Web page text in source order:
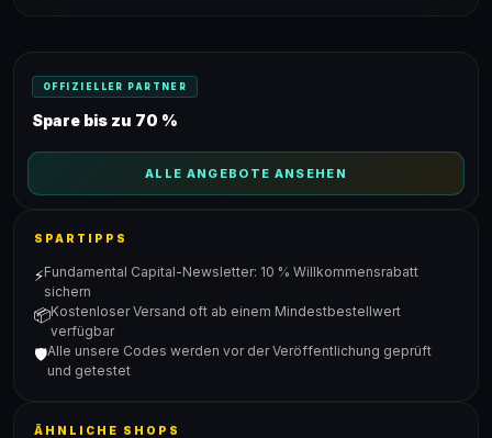
OFFIZIELLER PARTNER
Spare bis zu 70 %
ALLE ANGEBOTE ANSEHEN
SPARTIPPS
⚡Fundamental Capital-Newsletter: 10 % Willkommensrabatt
sichern
📦Kostenloser Versand oft ab einem Mindestbestellwert
verfügbar
🛡️Alle unsere Codes werden vor der Veröffentlichung geprüft
und getestet
ÄHNLICHE SHOPS